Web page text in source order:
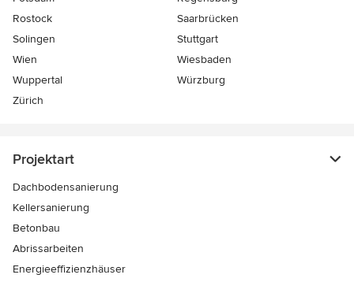
Rostock
Saarbrücken
Solingen
Stuttgart
Wien
Wiesbaden
Wuppertal
Würzburg
Zürich
Projektart
Dachbodensanierung
Kellersanierung
Betonbau
Abrissarbeiten
Energieeffizienzhäuser